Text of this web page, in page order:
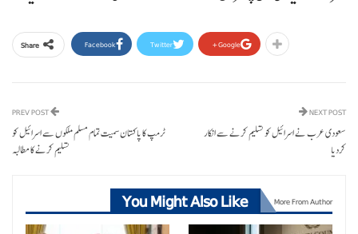
Share Facebook Twitter Google+
ٹرمپ کا پاکستان سمیت تمام مسلم ملکوں سے اسرائیل کو
تسلیم کرنے کا مطالبہ
NEXT POST
سعودی عرب نے اسرائیل کو تسلیم کرنے سے انکار
کردیا
You Might Also Like More From Author